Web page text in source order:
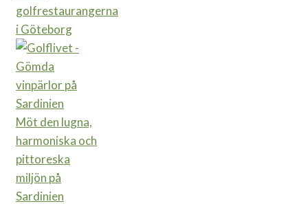
golfrestaurangerna
i Göteborg
Möt den lugna,
harmoniska och
pittoreska
miljön på
Sardinien